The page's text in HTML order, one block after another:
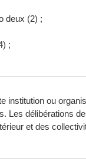
deux (2) ;
;
ou
délibérations
et des